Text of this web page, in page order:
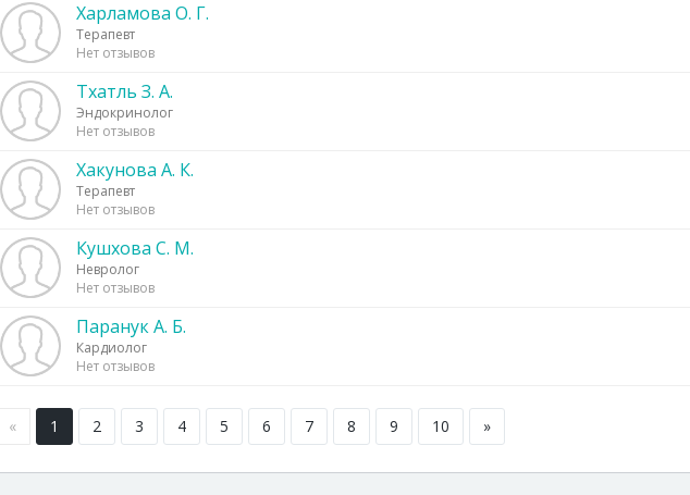
Харламова О. Г.
Терапевт
Нет отзывов
Тхатль З. А.
Эндокринолог
Нет отзывов
Хакунова А. К.
Терапевт
Нет отзывов
Кушхова С. М.
Невролог
Нет отзывов
Паранук А. Б.
Кардиолог
Нет отзывов
« 1 2 3 4 5 6 7 8 9 10 »